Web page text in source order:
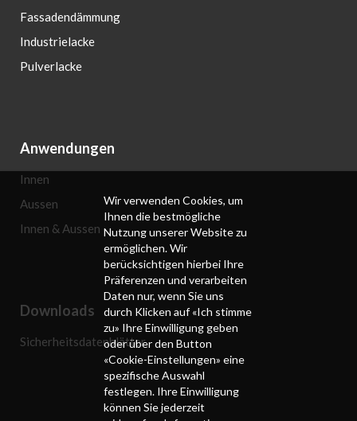
Fassadendämmung
Industrielacke
Pulverlacke
Anwendungen
Innen
Aussen
Innen & Aussen
Downloads
Sicherheitsdatenblätter
Wir verwenden Cookies, um
Ihnen die bestmögliche
Nutzung unserer Website zu
ermöglichen. Wir
berücksichtigen hierbei Ihre
Präferenzen und verarbeiten
Daten nur, wenn Sie uns
durch Klicken auf «Ich stimme
zu» Ihre Einwilligung geben
oder über den Button
«Cookie-Einstellungen» eine
spezifische Auswahl
festlegen. Ihre Einwilligung
können Sie jederzeit